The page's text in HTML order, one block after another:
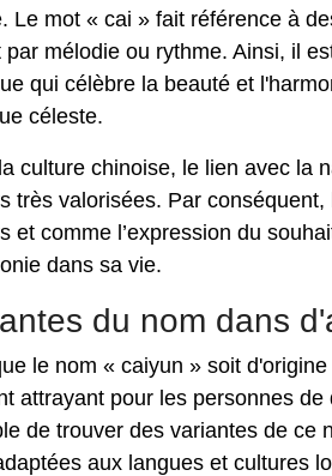
Le mot « cai » fait référence à
par mélodie ou rythme. Ainsi, il
qui célèbre la beauté et
céleste.
culture chinoise, le lien avec la
très valorisées. Par
et comme l’expression du
dans sa vie.
du nom dans
le nom « caiyun » soit
attrayant pour les personnes
de trouver des variantes de ce
aux langues et cultures